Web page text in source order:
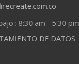
: 8:30 am - 5:30 pm
DE DATOS